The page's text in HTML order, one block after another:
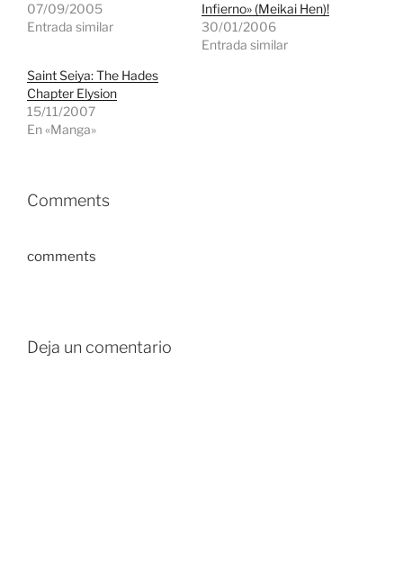
07/09/2005
Entrada similar
Infierno» (Meikai Hen)!
30/01/2006
Entrada similar
Saint Seiya: The Hades
Chapter Elysion
15/11/2007
En «Manga»
Comments
comments
Deja un comentario